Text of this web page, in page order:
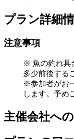
プラン詳細
注意事項
※ 魚の釣れ具
多少前後する
※参加者がお
します。予め
主催会社へ